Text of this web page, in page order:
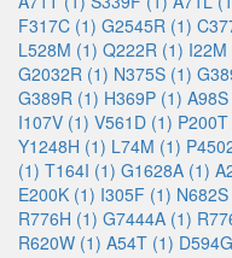
F317C (1) G2545R (1)
L528M (1) Q222R (1) I22M
G2032R (1) N375S (1)
G389R (1) H369P (1)
I107V (1) V561D (1)
Y1248H (1) L74M (1)
(1) T164I (1) G1628A (1)
E200K (1) I305F (1)
R776H (1) G7444A (1)
R620W (1) A54T (1)